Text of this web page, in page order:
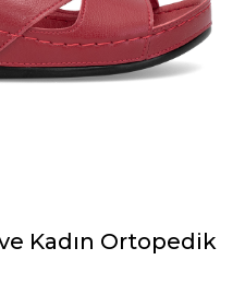
Kadın Ortopedik